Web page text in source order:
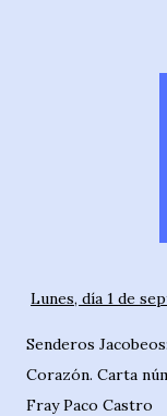
Lunes, día 1 de
Senderos
Corazón. Carta
Fray Paco Castro